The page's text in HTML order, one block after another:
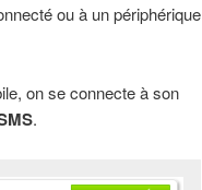
ou à un périphérique
on se connecte à son
.